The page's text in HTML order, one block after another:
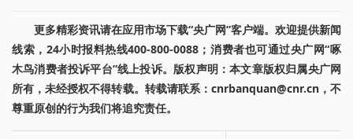
更多精彩资讯请在应用市场下载“央广网”客户端。欢迎提供新闻
线索，24小时报料热线400-800-0088；消费者也可通过央广网“啄
木鸟消费者投诉平台”线上投诉。版权声明：本文章版权归属央广网
所有，未经授权不得转载。转载请联系：cnrbanquan@cnr.cn，不
尊重原创的行为我们将追究责任。